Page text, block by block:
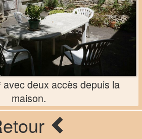
avec deux accès depuis la
maison.